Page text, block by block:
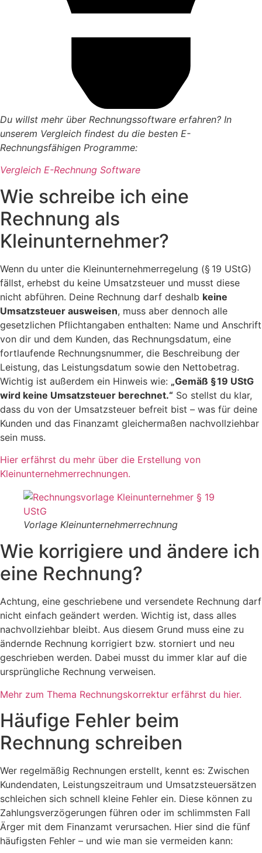
Du willst mehr über Rechnungssoftware erfahren? In
unserem Vergleich findest du die besten E-
Rechnungsfähigen Programme:
Vergleich E-Rechnung Software
Wie schreibe ich eine
Rechnung als
Kleinunternehmer?
Wenn du unter die Kleinunternehmerregelung (§ 19 UStG)
fällst, erhebst du keine Umsatzsteuer und musst diese
nicht abführen. Deine Rechnung darf deshalb keine
Umsatzsteuer ausweisen, muss aber dennoch alle
gesetzlichen Pflichtangaben enthalten: Name und Anschrift
von dir und dem Kunden, das Rechnungsdatum, eine
fortlaufende Rechnungsnummer, die Beschreibung der
Leistung, das Leistungsdatum sowie den Nettobetrag.
Wichtig ist außerdem ein Hinweis wie: „Gemäß § 19 UStG
wird keine Umsatzsteuer berechnet.“ So stellst du klar,
dass du von der Umsatzsteuer befreit bist – was für deine
Kunden und das Finanzamt gleichermaßen nachvollziehbar
sein muss.
Hier erfährst du mehr über die Erstellung von
Kleinunternehmerrechnungen.
Vorlage Kleinunternehmerrechnung
Wie korrigiere und ändere ich
eine Rechnung?
Achtung, eine geschriebene und versendete Rechnung darf
nicht einfach geändert werden. Wichtig ist, dass alles
nachvollziehbar bleibt. Aus diesem Grund muss eine zu
ändernde Rechnung korrigiert bzw. storniert und neu
geschrieben werden. Dabei musst du immer klar auf die
ursprüngliche Rechnung verweisen.
Mehr zum Thema Rechnungskorrektur erfährst du hier.
Häufige Fehler beim
Rechnung schreiben
Wer regelmäßig Rechnungen erstellt, kennt es: Zwischen
Kundendaten, Leistungszeitraum und Umsatzsteuersätzen
schleichen sich schnell kleine Fehler ein. Diese können zu
Zahlungsverzögerungen führen oder im schlimmsten Fall
Ärger mit dem Finanzamt verursachen. Hier sind die fünf
häufigsten Fehler – und wie man sie vermeiden kann: